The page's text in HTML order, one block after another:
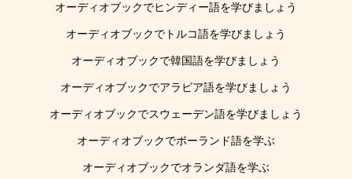
オーディオブックでヒンディー語を学びましょう
オーディオブックでトルコ語を学びましょう
オーディオブックで韓国語を学びましょう
オーディオブックでアラビア語を学びましょう
オーディオブックでスウェーデン語を学びましょう
オーディオブックでポーランド語を学ぶ
オーディオブックでオランダ語を学ぶ